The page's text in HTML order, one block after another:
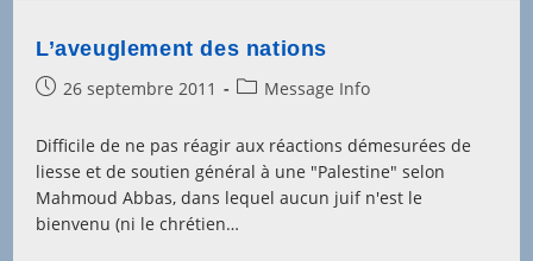
L’aveuglement des nations
Post26 septembre 2011
PostMessage Info
Difficile de ne pas réagir aux réactions démesurées de
liesse et de soutien général à une "Palestine" selon
Mahmoud Abbas, dans lequel aucun juif n'est le
bienvenu (ni le chrétien…